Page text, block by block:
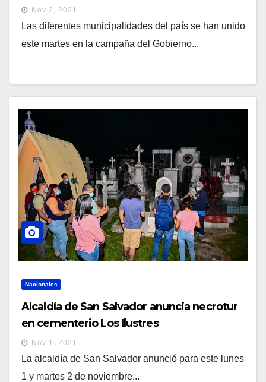
Nov 2, 2021
Las diferentes municipalidades del país se han unido
este martes en la campaña del Gobierno...
Nacionales
Alcaldía de San Salvador anuncia necrotur
en cementerio Los Ilustres
Nov 1, 2021
La alcaldía de San Salvador anunció para este lunes
1 y martes 2 de noviembre...